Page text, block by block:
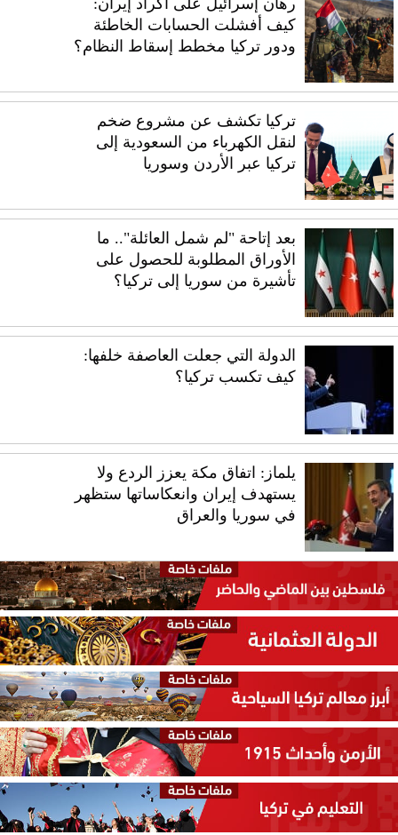
كيف أفشلت الحسابات الخاطئة
ودور تركيا مخطط إسقاط النظام؟
تركيا تكشف عن مشروع ضخم
لنقل الكهرباء من السعودية إلى
تركيا عبر الأردن وسوريا
بعد إتاحة "لم شمل العائلة".. ما
الأوراق المطلوبة للحصول على
تأشيرة من سوريا إلى تركيا؟
الدولة التي جعلت العاصفة خلفها:
كيف تكسب تركيا؟
يلماز: اتفاق مكة يعزز الردع ولا
يستهدف إيران وانعكاساتها ستظهر
في سوريا والعراق